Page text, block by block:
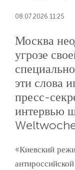
08.07.2026 11:25
Москва
угрозе
эти слова
пресс-
интервью
«Киевский